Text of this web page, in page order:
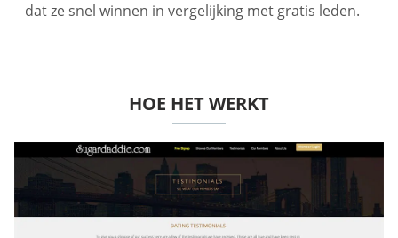
dat ze snel winnen in vergelijking met gratis leden.
HOE HET WERKT